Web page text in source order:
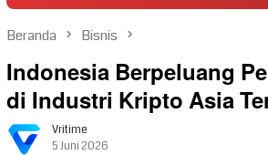
Beranda Bisnis
Indonesia Berpeluang
di Industri Kripto Asia
Vritime
5 Juni 2026